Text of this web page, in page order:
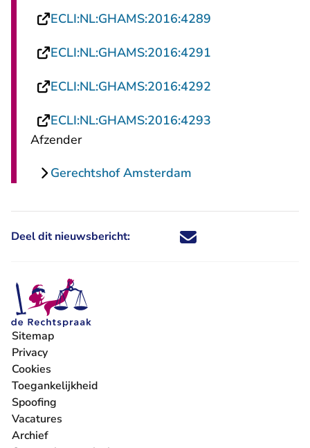
ECLI:NL:GHAMS:2016:4289
ECLI:NL:GHAMS:2016:4291
ECLI:NL:GHAMS:2016:4292
ECLI:NL:GHAMS:2016:4293
Afzender
Gerechtshof Amsterdam
Deel dit nieuwsbericht: Deel dit nieuwsbericht via X -
Deel dit nieuwsbericht via
Deel dit nieuwsbericht
Deel dit
Sitemap
Privacy
Cookies
Toegankelijkheid
Spoofing
Vacatures
- U verlaat Rechtspraak.nl
Archief